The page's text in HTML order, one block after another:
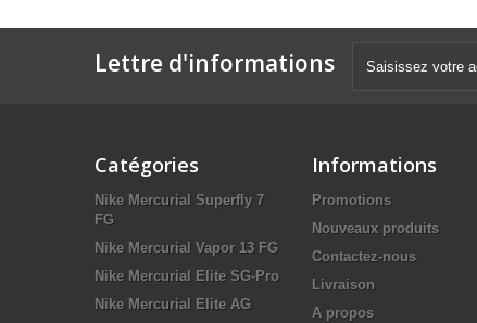
Lettre d'informations
Catégories
Nike Mercurial Superfly 7
FG
Nike Mercurial Vapor 13 FG
Nike Mercurial Elite SG-Pro
Nike Mercurial Elite AG
Informations
Promotions
Nouveaux produits
Contactez-nous
Livraison
A propos